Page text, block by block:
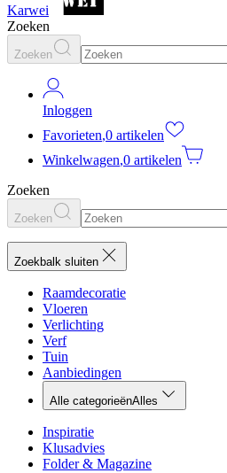
Karwei
Zoeken
Zoeken
Inloggen
Favorieten,0 artikelen
Winkelwagen,0 artikelen
Zoeken
Zoeken
Zoekbalk sluiten
Raamdecoratie
Vloeren
Verlichting
Verf
Tuin
Aanbiedingen
Alle categorieënAlles
Inspiratie
Klusadvies
Folder & Magazine